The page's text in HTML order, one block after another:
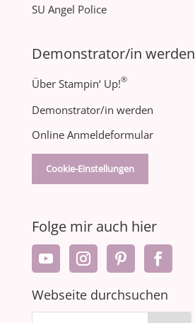
SU Angel Police
Demonstrator/in werden
Über Stampin‘ Up!®
Demonstrator/in werden
Online Anmeldeformular
Cookie-Einstellungen
Folge mir auch hier
Webseite durchsuchen